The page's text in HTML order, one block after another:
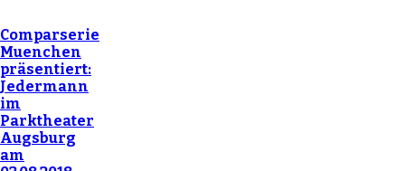
Comparserie
Muenchen
präsentiert:
Jedermann
im
Parktheater
Augsburg
am